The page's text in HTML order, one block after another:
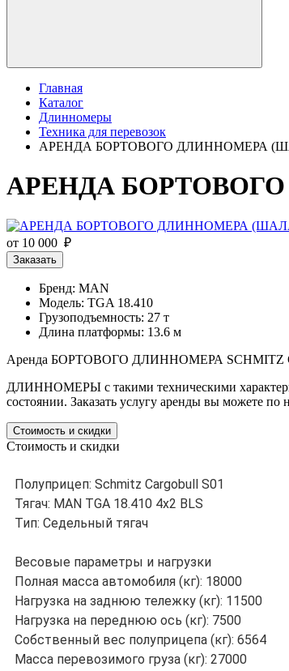
Главная
Каталог
Длинномеры
Техника для перевозок
АРЕНДА БОРТОВОГО ДЛИННОМЕРА
АРЕНДА БОРТОВОГО
от 10 000 ₽
Заказать
Бренд: MAN
Модель: TGA 18.410
Грузоподъемность: 27 т
Длина платформы: 13.6 м
Аренда БОРТОВОГО ДЛИННОМЕРА SCHMITZ
ДЛИННОМЕРЫ с такими техническими
состоянии. Заказать услугу аренды вы можете
Стоимость и скидки
Стоимость и скидки
Полуприцеп: Schmitz Cargobull S01
Тягач: MAN TGA 18.410 4x2 BLS
Тип: Седельный тягач
Весовые параметры и нагрузки
Полная масса автомобиля (кг): 18000
Нагрузка на заднюю тележку (кг): 11500
Нагрузка на переднюю ось (кг): 7500
Собственный вес полуприцепа (кг): 6564
Масса перевозимого груза (кг): 27000